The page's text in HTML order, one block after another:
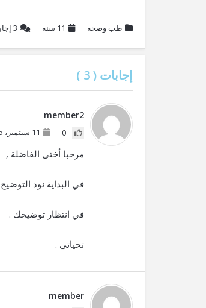
طب وصحة 11 سنة 3
إجابات (3
)
member2
0 11 سبتمبر، 2015 في 12:57 م
مرحبا أختى الفاضلة ,
في البداية نود
في انتظار توضيحك .
تحياتي .
member